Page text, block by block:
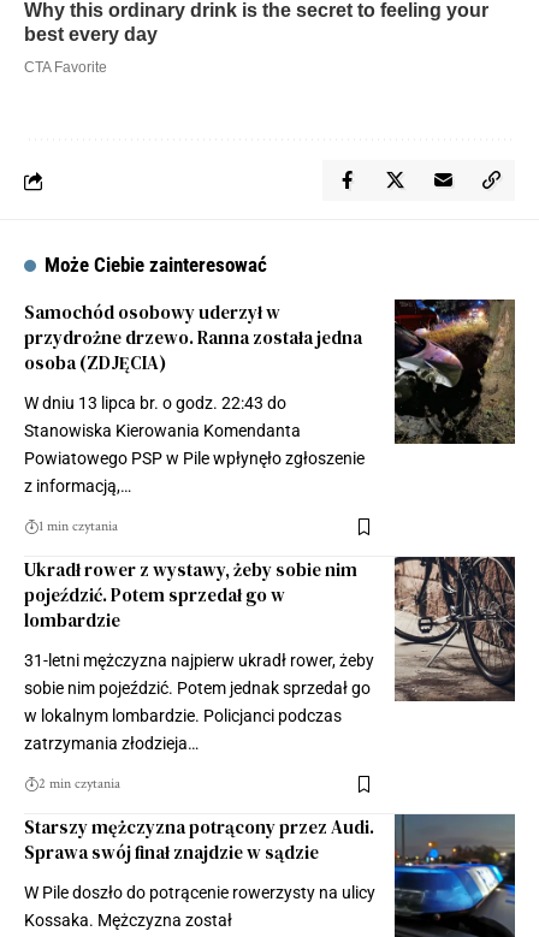
Może Ciebie zainteresować
Samochód osobowy uderzył w
przydrożne drzewo. Ranna została jedna
osoba (ZDJĘCIA)
W dniu 13 lipca br. o godz. 22:43 do
Stanowiska Kierowania Komendanta
Powiatowego PSP w Pile wpłynęło zgłoszenie
z informacją,…
1 min czytania
Ukradł rower z wystawy, żeby sobie nim
pojeździć. Potem sprzedał go w
lombardzie
31-letni mężczyzna najpierw ukradł rower, żeby
sobie nim pojeździć. Potem jednak sprzedał go
w lokalnym lombardzie. Policjanci podczas
zatrzymania złodzieja…
2 min czytania
Starszy mężczyzna potrącony przez Audi.
Sprawa swój finał znajdzie w sądzie
W Pile doszło do potrącenie rowerzysty na ulicy
Kossaka. Mężczyzna został